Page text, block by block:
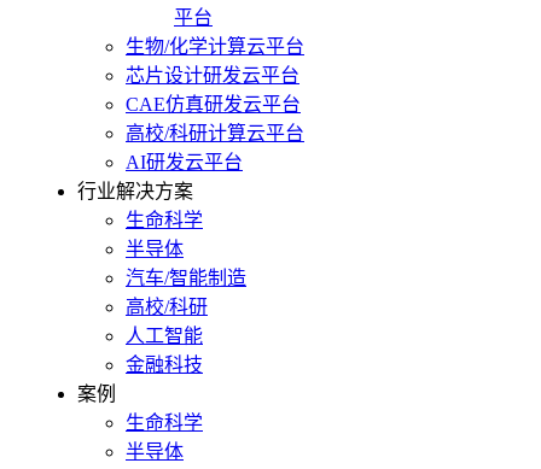
平台
生物/化学计算云平台
芯片设计研发云平台
CAE仿真研发云平台
高校/科研计算云平台
AI研发云平台
行业解决方案
生命科学
半导体
汽车/智能制造
高校/科研
人工智能
金融科技
案例
生命科学
半导体